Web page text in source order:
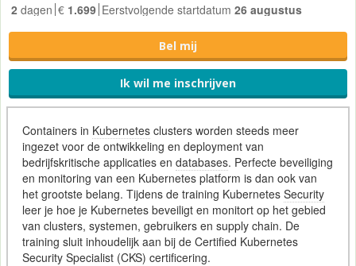
2 dagen € 1.699 Eerstvolgende startdatum 26 augustus
Bel mij
Ik wil me inschrijven
Containers in Kubernetesclusters worden steeds meer
ingezet voor de ontwikkeling en deployment van
bedrijfskritische applicaties en databases. Perfecte beveiliging
en monitoring van een Kubernetes platform is dan ook van
het grootste belang. Tijdens de training Kubernetes Security
leer je hoe je Kubernetes beveiligt en monitort op het gebied
van clusters, systemen, gebruikers en supply chain. De
training sluit inhoudelijk aan bij de Certified Kubernetes
Security Specialist (CKS) certificering.